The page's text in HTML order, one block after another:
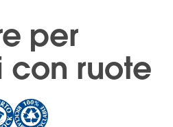
per
con ruote